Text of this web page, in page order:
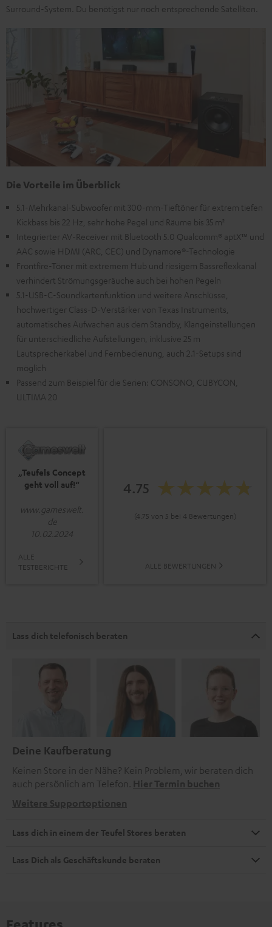
Surround-System. Du benötigst nur noch entsprechende Satelliten.
Die Vorteile im Überblick
5.1-Mehrkanal-Subwoofer mit 300-mm-Tieftöner für extrem tiefen
Kickbass bis 22 Hz, sehr hohe Pegel und Räume bis 35 m²
Integrierter AV-Receiver mit Bluetooth 5.0 Qualcomm® aptX™ und
AAC sowie HDMI (ARC, CEC) und Dynamore®-Technologie
Frontfire-Töner mit extremem Hub und riesigem Bassreflexkanal
verhindert Strömungsgeräuche auch bei hohen Pegeln
5.1-USB-C-Soundkartenfunktion und weitere Anschlüsse,
hochwertiger Class-D-Verstärker von Texas Instruments,
automatisches Aufwachen aus dem Standby, Klangeinstellungen
für unterschiedliche Aufstellungen, inklusive 25 m
Lautsprecherkabel und Fernbedienung, auch 2.1-Setups sind
möglich
Passend zum Beispiel für die Serien: CONSONO, CUBYCON,
ULTIMA 20
„Teufels Concept
geht voll auf!“
www.gameswelt.
de
10.02.2024
ALLE
TESTBERICHTE
4.75
(4.75 von 5 bei 4 Bewertungen)
ALLE BEWERTUNGEN
Lass dich telefonisch beraten
Deine Kaufberatung
Keinen Store in der Nähe? Kein Problem, wir beraten dich
auch persönlich am Telefon. Hier Termin buchen
Weitere Supportoptionen
Lass dich in einem der Teufel Stores beraten
Lass Dich als Geschäftskunde beraten